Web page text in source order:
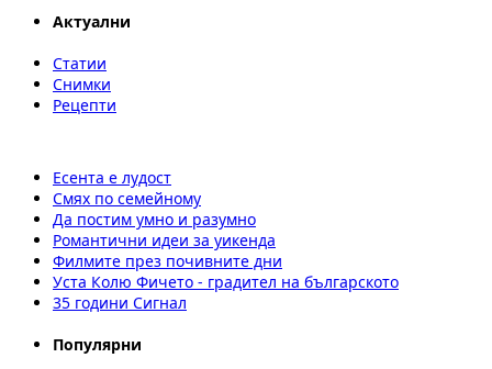
Актуални
Статии
Снимки
Рецепти
Есента е лудост
Смях по семейному
Да постим умно и разумно
Романтични идеи за уикенда
Филмите през почивните дни
Уста Колю Фичето - градител на българското
35 години Сигнал
Популярни